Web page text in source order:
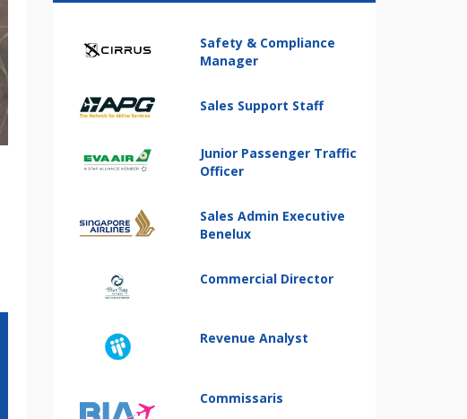
Safety & Compliance
Manager
Sales Support Staff
Junior Passenger Traffic
Officer
Sales Admin Executive
Benelux
Commercial Director
Revenue Analyst
Commissaris